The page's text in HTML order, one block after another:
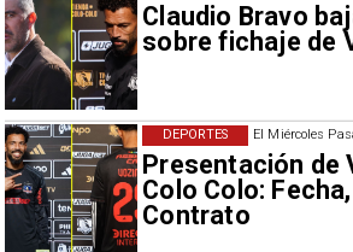
Claudio Bravo
sobre fichaje de
El Miércoles
Presentación de
Colo Colo:
Contrato
DEPORTES